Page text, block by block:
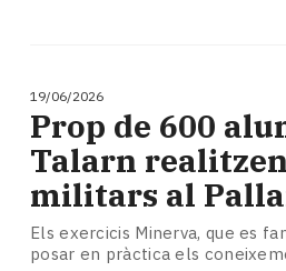
teva!
Subscriptors
La
newsletter
del
Pallars
Contingut
19/06/2026
Prop de 600
Talarn
militars al
Els exercicis Minerva, que es
posar en pràctica els